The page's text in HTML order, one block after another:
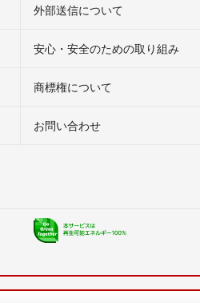
外部送信について
安心・安全のための取り組み
商標権について
お問い合わせ